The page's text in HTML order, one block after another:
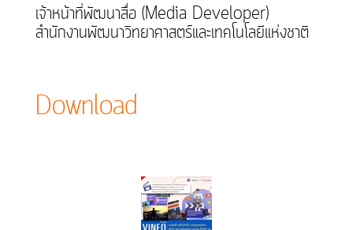
เจ้าหน้าที่พัฒนาสื่อ (Media Developer)
สำนักงานพัฒนาวิทยาศาสตร์และเทคโนโลยีแห่งชาติ
Download